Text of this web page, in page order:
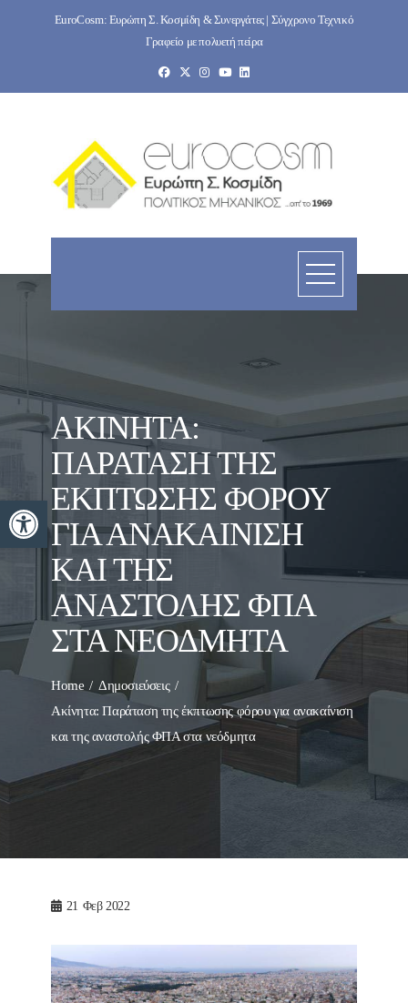
Ανοίξτε τη γραμμή εργαλείων
EuroCosm: Ευρώπη Σ. Κοσμίδη & Συνεργάτες | Σύγχρονο Τεχνικό
Γραφείο με πολυετή πείρα
ΑΚΊΝΗΤΑ:
ΠΑΡΆΤΑΣΗ ΤΗΣ
ΈΚΠΤΩΣΗΣ ΦΌΡΟΥ
ΓΙΑ ΑΝΑΚΑΊΝΙΣΗ
ΚΑΙ ΤΗΣ
ΑΝΑΣΤΟΛΉΣ ΦΠΑ
ΣΤΑ ΝΕΌΔΜΗΤΑ
Home
Δημοσιεύσεις
Ακίνητα: Παράταση της έκπτωσης φόρου για ανακαίνιση
και της αναστολής ΦΠΑ στα νεόδμητα
21 Φεβ 2022